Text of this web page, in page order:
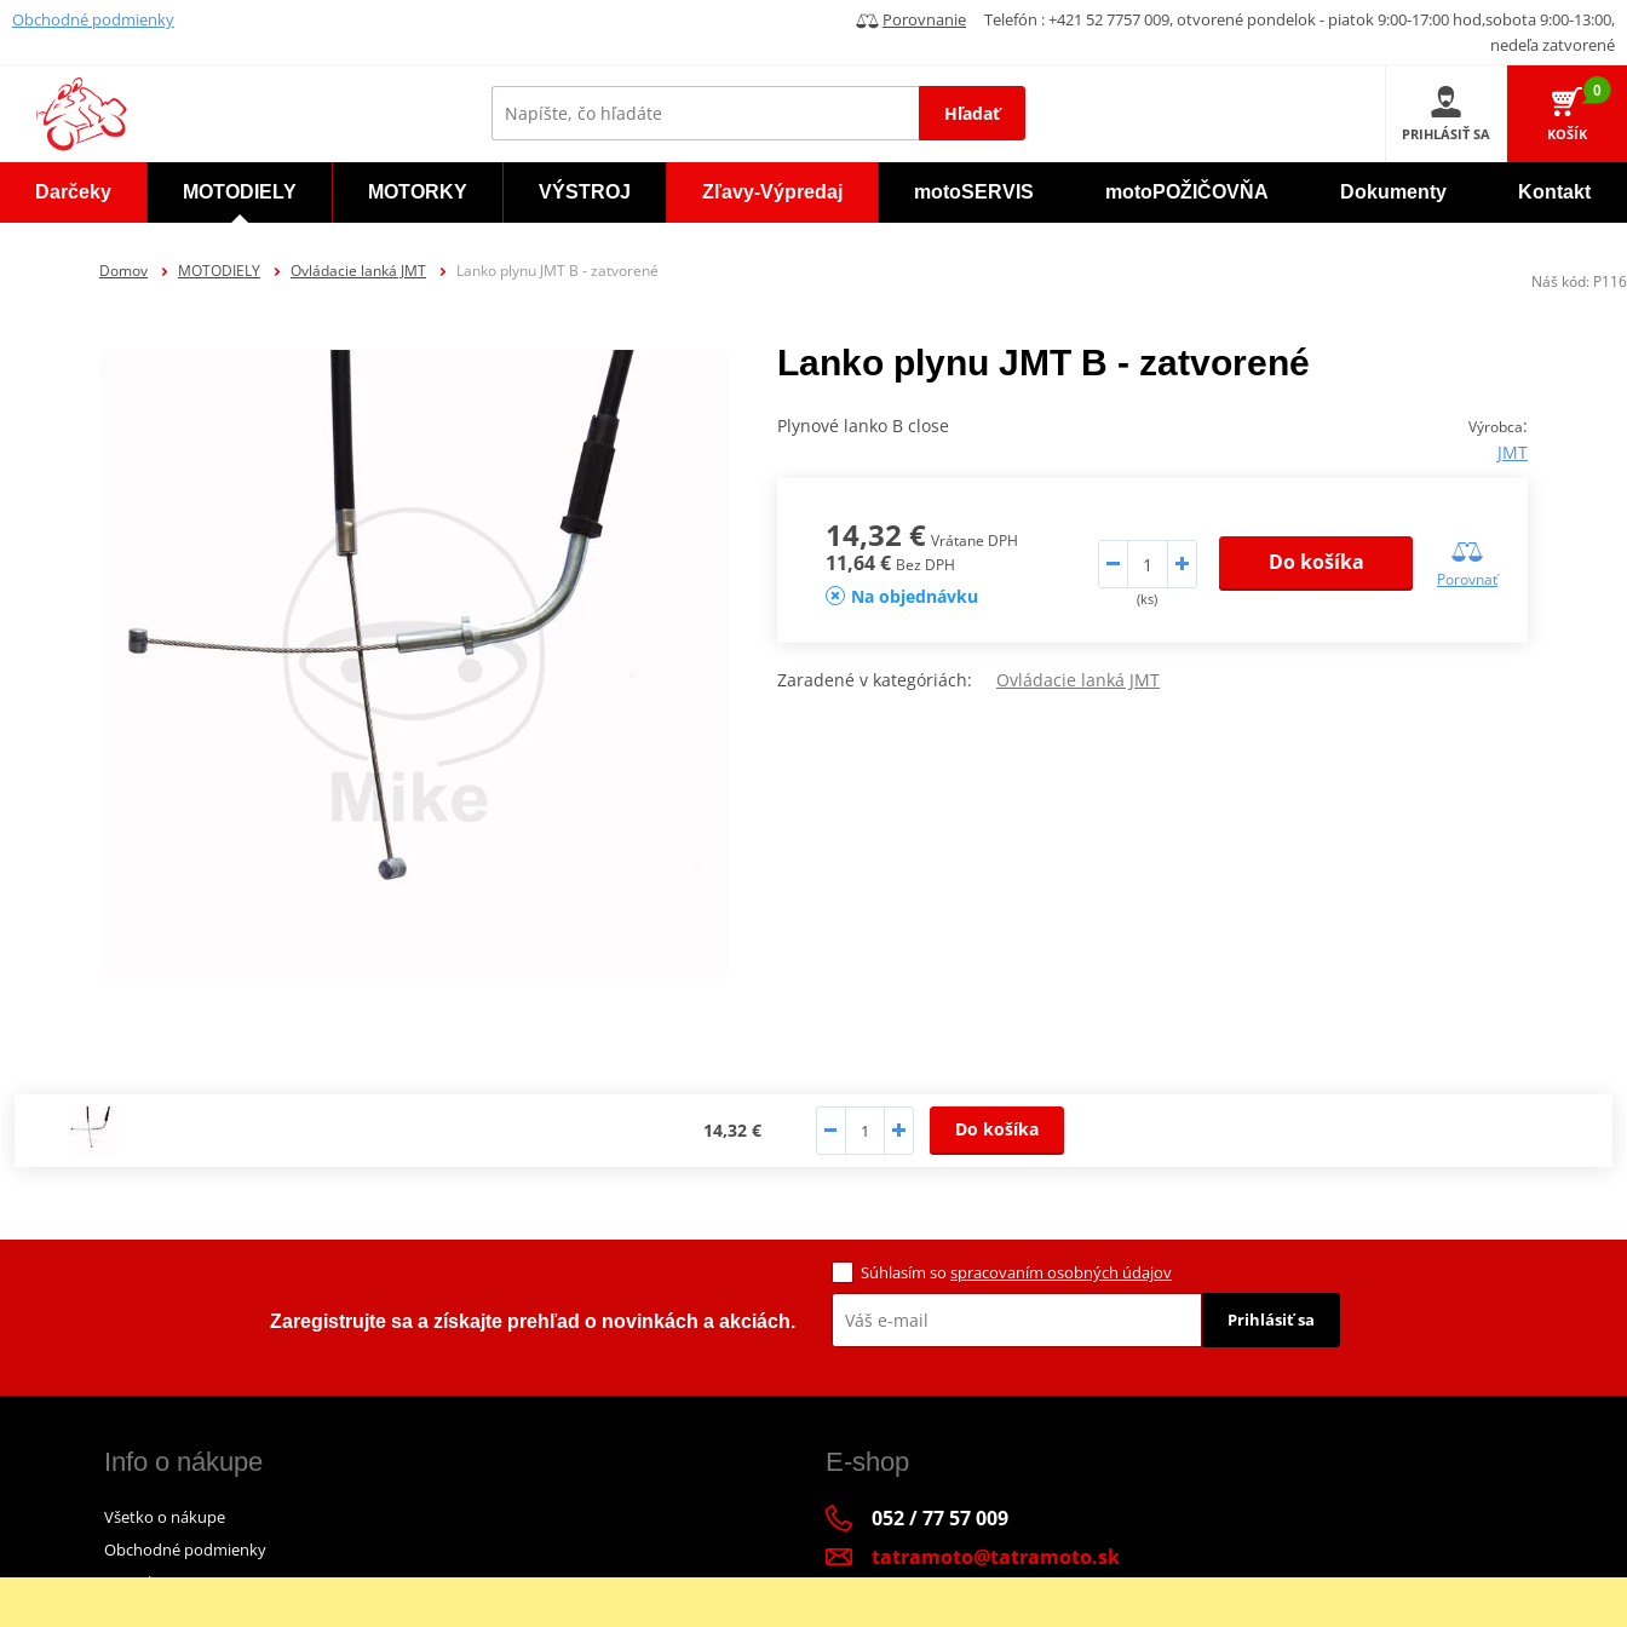
Obchodné podmienky Porovnanie
Telefón : +421 52 7757 009, otvorené pondelok - piatok 9:00-17:00 hod,sobota 9:00-13:00,
nedeľa zatvorené
Hľadať
PRIHLÁSIŤ SA
0
KOŠÍK
Darčeky MOTODIELY MOTORKY VÝSTROJ Zľavy-Výpredaj motoSERVIS motoPOŽIČOVŇA Dokumenty Kontakt
Domov MOTODIELY Ovládacie lanká JMT Lanko plynu JMT B - zatvorené
Lanko plynu JMT B - zatvorené
Výrobca:
JMT
Plynové lanko B close
14,32 € Vrátane DPH
11,64 € Bez DPH
Na objednávku (ks)
Do košíka
Porovnať
Zaradené v kategóriách: Ovládacie lanká JMT
14,32 € Do košíka
Náš kód: P116
Zaregistrujte sa a získajte prehľad o novinkách a akciách.
Súhlasím so spracovaním osobných údajov
Prihlásiť sa
Info o nákupe
Všetko o nákupe
Obchodné podmienky
Kontakt
E-shop
052 / 77 57 009
tatramoto@tatramoto.sk